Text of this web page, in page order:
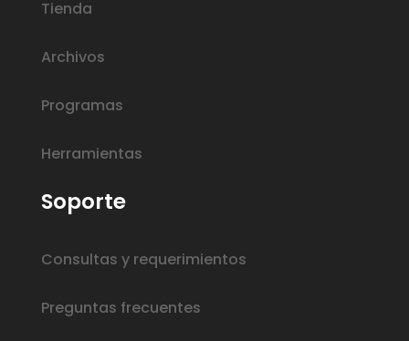
Tienda
Archivos
Programas
Herramientas
Soporte
Consultas y requerimientos
Preguntas frecuentes